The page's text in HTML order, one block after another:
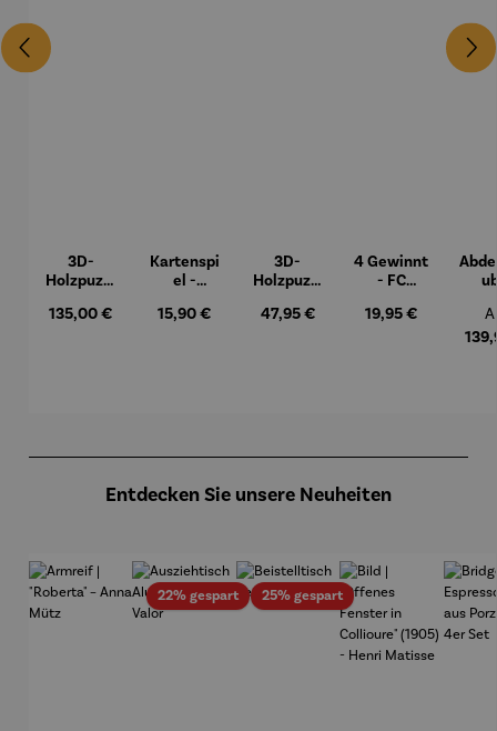
3D-
Holzpuzzl
Weltkarte
Regulärer Preis:
135,00 €
Kartenspi
el -
Regulärer Preis:
15,90 €
3D-
Holzpuzzl
Pendeluhr
Regulärer Preis:
47,95 €
4 Gewinnt
- FC
04
Regulärer Preis:
19,95 €
Entdecken Sie unsere Neuheiten
22% gespartRabatt25% gespartRabatt